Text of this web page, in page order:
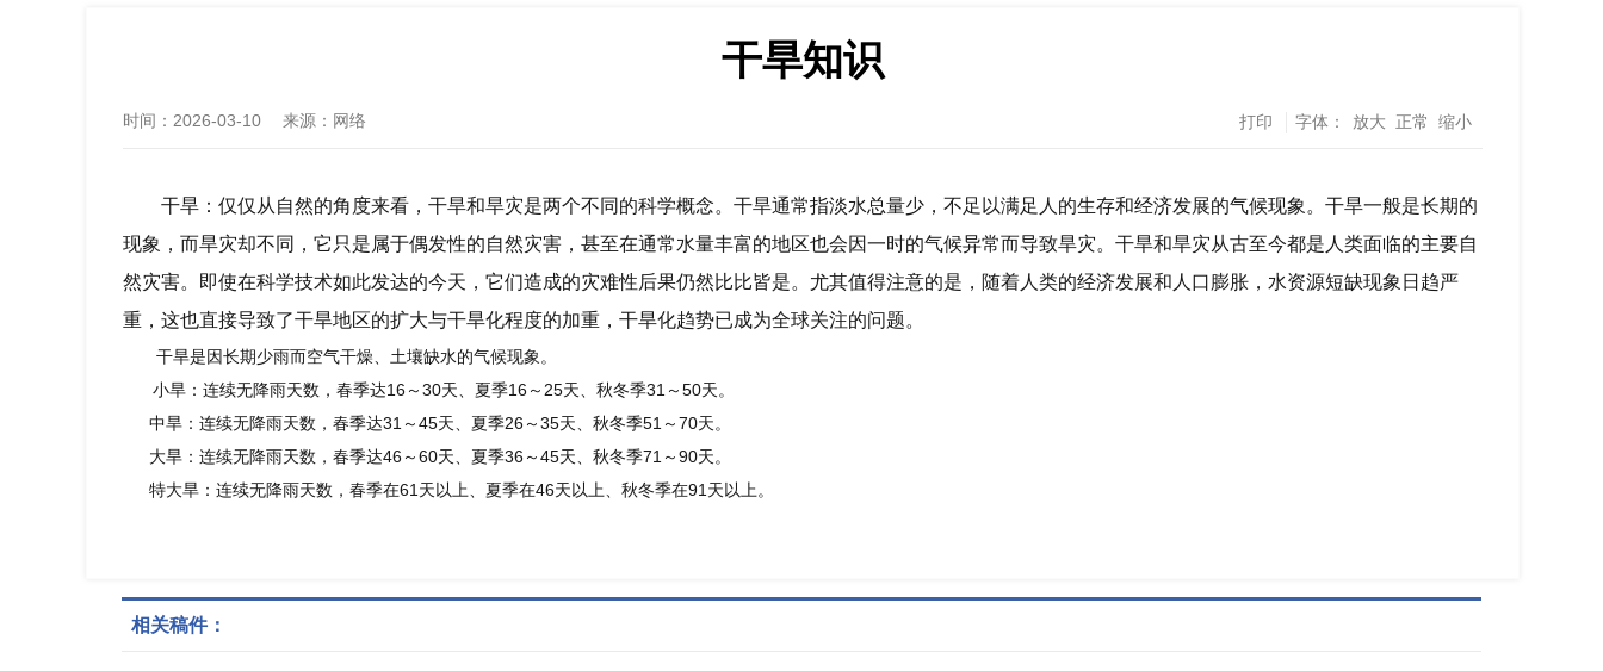
干旱知识
时间： 2026-03-10 来源： 网络 打印 字体： 放大 正常 缩小
干旱：仅仅从自然的角度来看，干旱和旱灾是两个不同的科学概念。干旱通常指淡水总量少，不足以满足人的生存和经济发展的气候现象。干旱一般是长期的
现象，而旱灾却不同，它只是属于偶发性的自然灾害，甚至在通常水量丰富的地区也会因一时的气候异常而导致旱灾。干旱和旱灾从古至今都是人类面临的主要自
然灾害。即使在科学技术如此发达的今天，它们造成的灾难性后果仍然比比皆是。尤其值得注意的是，随着人类的经济发展和人口膨胀，水资源短缺现象日趋严
重，这也直接导致了干旱地区的扩大与干旱化程度的加重，干旱化趋势已成为全球关注的问题。
干旱是因长期少雨而空气干燥、土壤缺水的气候现象。
小旱：连续无降雨天数，春季达16～30天、夏季16～25天、秋冬季31～50天。
中旱：连续无降雨天数，春季达31～45天、夏季26～35天、秋冬季51～70天。
大旱：连续无降雨天数，春季达46～60天、夏季36～45天、秋冬季71～90天。
特大旱：连续无降雨天数，春季在61天以上、夏季在46天以上、秋冬季在91天以上。
相关稿件：